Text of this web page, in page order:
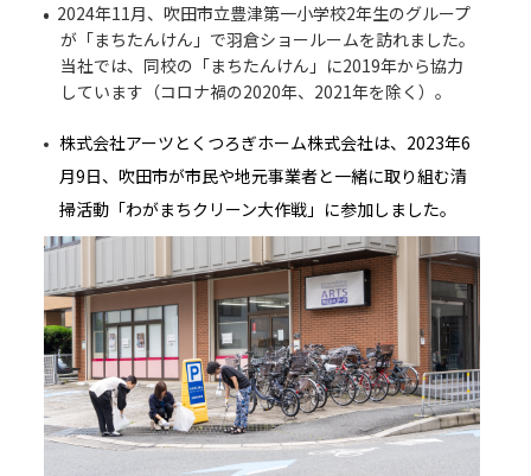
2024年11月、吹田市立豊津第一小学校2年生のグループ
が「まちたんけん」で羽倉ショールームを訪れました。
当社では、同校の「まちたんけん」に2019年から協力
しています（コロナ禍の2020年、2021年を除く）。
株式会社アーツとくつろぎホーム株式会社は、2023年6
月9日、吹田市が市民や地元事業者と一緒に取り組む清
掃活動「わがまちクリーン大作戦」に参加しました。